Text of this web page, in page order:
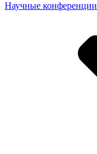
Научные конференции